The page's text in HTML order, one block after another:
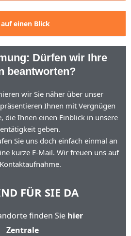
einen Blick
Dürfen wir Ihre
beantworten?
wir Sie näher über unser
Ihnen mit Vergnügen
die Ihnen einen Einblick in unsere
geben.
Sie uns doch einfach einmal an
kurze E-Mail. Wir freuen uns auf
FÜR SIE DA
finden Sie hier
Zentrale